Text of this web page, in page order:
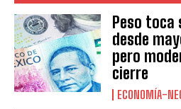
Peso toca
desde
pero
cierre
ECONOMÍA-